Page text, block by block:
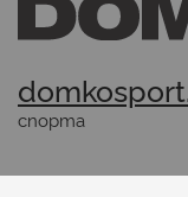
спорта
Последвайте ни: